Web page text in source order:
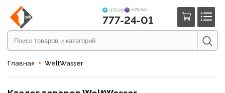
+375 (29) +375 (44)
777-24-01
Главная WeltWasser